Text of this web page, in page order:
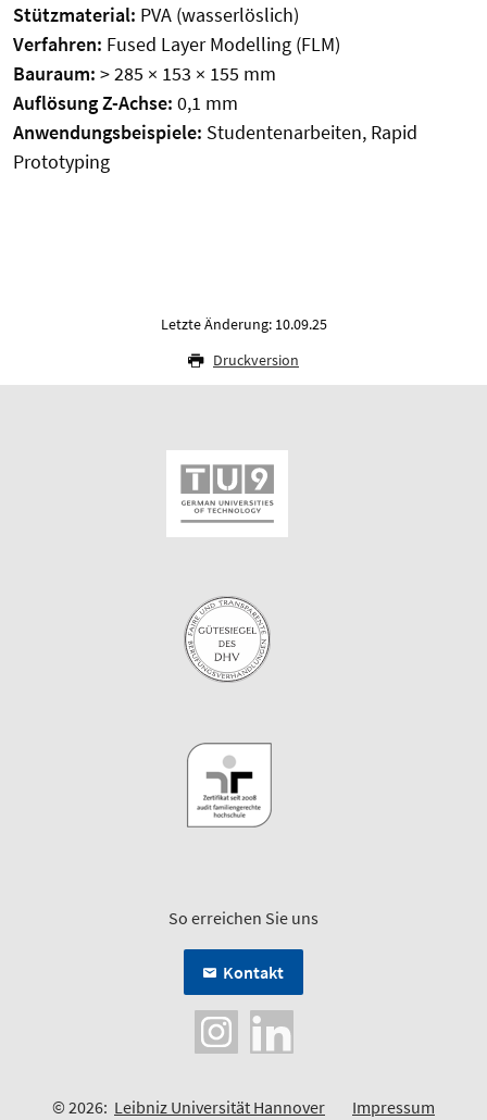
Stützmaterial: PVA (wasserlöslich)
Verfahren: Fused Layer Modelling (FLM)
Bauraum: > 285 × 153 × 155 mm
Auflösung Z-Achse: 0,1 mm
Anwendungsbeispiele: Studentenarbeiten, Rapid
Prototyping
Letzte Änderung: 10.09.25
Druckversion
So erreichen Sie uns
Kontakt
© 2026: Leibniz Universität Hannover Impressum